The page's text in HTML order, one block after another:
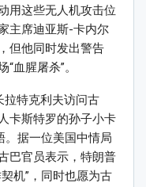
用这些无人机攻击位
主席迪亚斯-卡内尔
但他同时发出警告
血腥屠杀”。
拉特克利夫访问古
卡斯特罗的孙子小卡
。据一位美国中情局
巴官员表示，特朗普
机”，同时也愿为古